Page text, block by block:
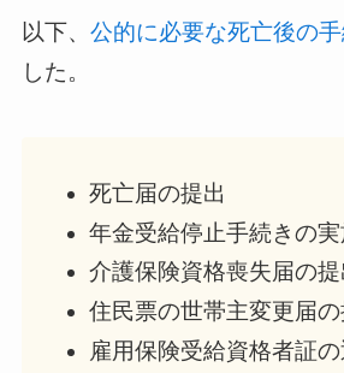
以下、 公的に必要な死亡後の手
した。
死亡届の提出
年金受給停止手続きの
介護保険資格喪失届の提
住民票の世帯主変更届の
雇用保険受給資格者証の